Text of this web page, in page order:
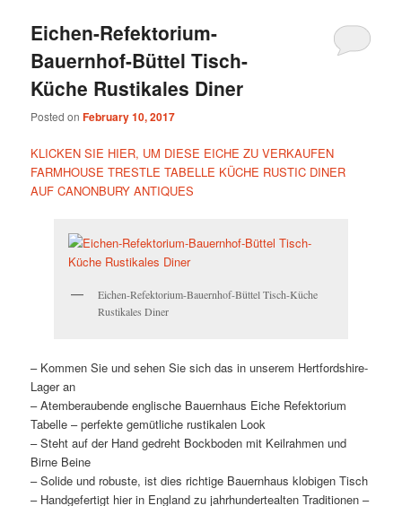
Eichen-Refektorium-
Bauernhof-Büttel Tisch-
Küche Rustikales Diner
Posted onFebruary 10, 2017
KLICKEN SIE HIER, UM DIESE EICHE ZU VERKAUFEN
FARMHOUSE TRESTLE TABELLE KÜCHE RUSTIC DINER
AUF CANONBURY ANTIQUES
Eichen-Refektorium-Bauernhof-Büttel Tisch-Küche
Rustikales Diner
– Kommen Sie und sehen Sie sich das in unserem Hertfordshire-
Lager an
– Atemberaubende englische Bauernhaus Eiche Refektorium
Tabelle – perfekte gemütliche rustikalen Look
– Steht auf der Hand gedreht Bockboden mit Keilrahmen und
Birne Beine
– Solide und robuste, ist dies richtige Bauernhaus klobigen Tisch
– Handgefertigt hier in England zu jahrhundertealten Traditionen –